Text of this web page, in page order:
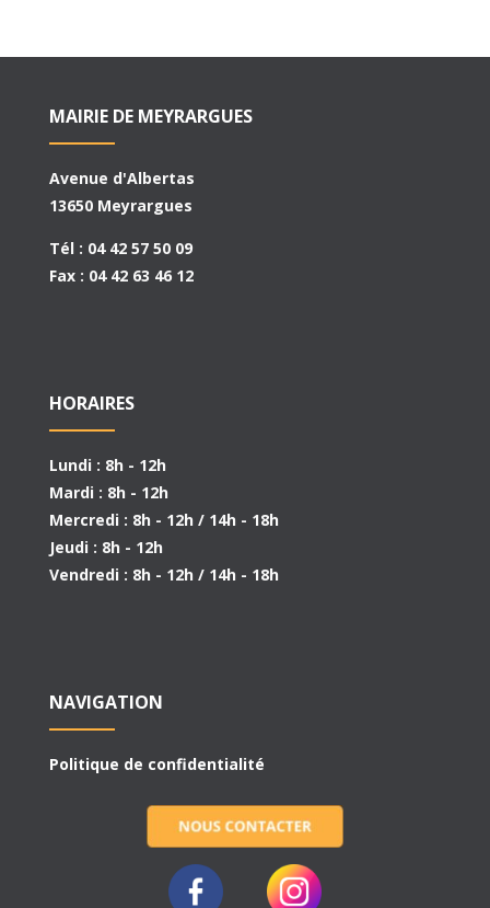
MAIRIE DE MEYRARGUES
Avenue d'Albertas
13650 Meyrargues
Tél : 04 42 57 50 09
Fax : 04 42 63 46 12
HORAIRES
Lundi : 8h - 12h
Mardi : 8h - 12h
Mercredi : 8h - 12h / 14h - 18h
Jeudi : 8h - 12h
Vendredi : 8h - 12h / 14h - 18h
NAVIGATION
Politique de confidentialité